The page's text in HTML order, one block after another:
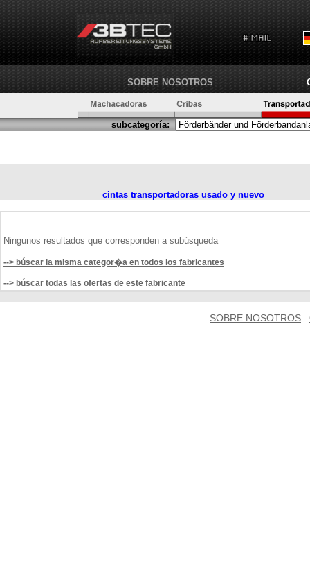
SOBRE NOSOTROS
subcategoría:
cintas transportadoras usado y nuevo
Ningunos resultados que corresponden a subúsqueda
--> búscar la misma categor�a en todos los fabricantes
--> búscar todas las ofertas de este fabricante
SOBRE NOSOTROS